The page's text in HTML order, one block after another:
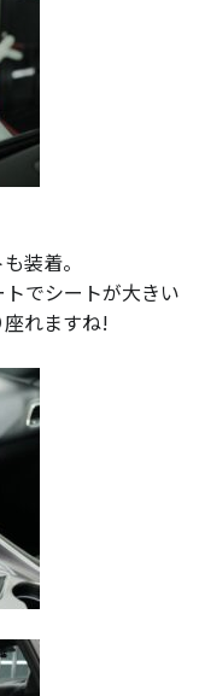
装着。
でシートが大きい
れますね!